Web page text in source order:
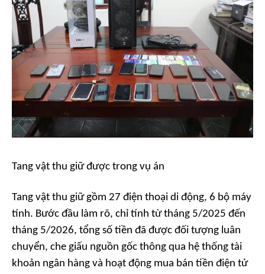
Tang vật thu giữ được trong vụ án
Tang vật thu giữ gồm 27 điện thoại di động, 6 bộ máy
tính. Bước đầu làm rõ, chỉ tính từ tháng 5/2025 đến
tháng 5/2026, tổng số tiền đã được đối tượng luân
chuyển, che giấu nguồn gốc thông qua hệ thống tài
khoản ngân hàng và hoạt động mua bán tiền điện tử